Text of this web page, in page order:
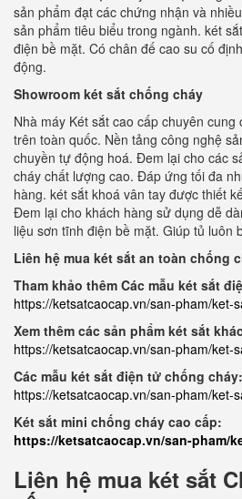
sản phẩm đạt các chứng nhận và
sản phẩm tiêu biểu trong ngành. két
điện bề mặt. Có chân đế cao su cố
động.
Showroom két sắt chống cháy
Nhà máy Két sắt cao cấp chuyên
trên toàn quốc. Nền tảng công nghệ
chuyền tự động hoá. Đem lại cho các
cháy chất lượng cao. Đáp ứng tối đa
hàng. két sắt khoá vân tay được thiết
Đem lại cho khách hàng sử dụng dễ
liệu sơn tĩnh điện bề mặt. Giúp tủ luôn
Liên hệ mua két sắt an toàn chống
Tham khảo thêm Các mẫu két sắt
https://ketsatcaocap.vn/san-pham/ket-
Xem thêm các sản phẩm két sắt
https://ketsatcaocap.vn/san-pham/ket-
Các mẫu két sắt điện tử chống cháy:
https://ketsatcaocap.vn/san-pham/ket-
Két sắt mini chống cháy cao cấp:
https://ketsatcaocap.vn/san-pham/
Liên hệ mua két sắt